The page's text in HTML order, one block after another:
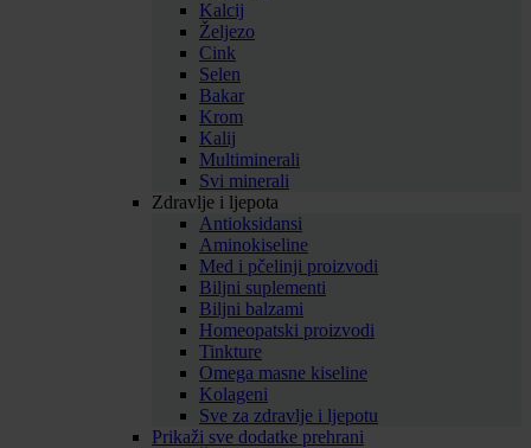
Kalcij
Željezo
Cink
Selen
Bakar
Krom
Kalij
Multiminerali
Svi minerali
Zdravlje i ljepota
Antioksidansi
Aminokiseline
Med i pčelinji proizvodi
Biljni suplementi
Biljni balzami
Homeopatski proizvodi
Tinkture
Omega masne kiseline
Kolageni
Sve za zdravlje i ljepotu
Prikaži sve dodatke prehrani